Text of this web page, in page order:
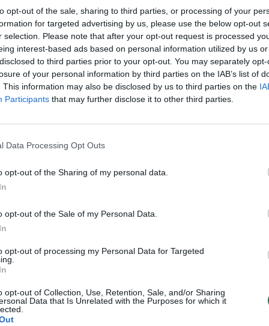
opt-out of the sale, sharing to third parties, or processing of your
for targeted advertising by us, please use the below opt-out
selection. Please note that after your opt-out request is processed
interest-based ads based on personal information utilized by us
to third parties prior to your opt-out. You may separately
of your personal information by third parties on the IAB’s list of
This information may also be disclosed by us to third parties on the
Participants that may further disclose it to other third parties.
Data Processing Opt Outs
opt-out of the Sharing of my personal data.
opt-out of the Sale of my Personal Data.
opt-out of processing my Personal Data for Targeted
opt-out of Collection, Use, Retention, Sale, and/or Sharing
Data that Is Unrelated with the Purposes for which it
Žinios Pasaulis
per gelbėjimo operaciją
delfinas, kuris buvo
Prancūzijoje Senos upėje
baltasis delfinas ištrauktas iš
vandens: juo rūpinasi keliolika
veterinarų
Žinios | Pasaulis
padarytus nuostolius